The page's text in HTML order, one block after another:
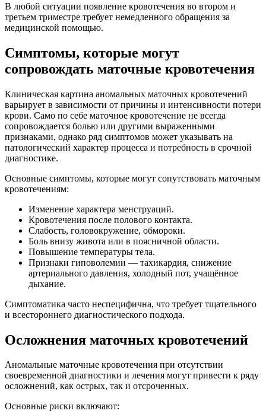
В любой ситуации появление кровотечения во втором и
третьем триместре требует немедленного обращения за
медицинской помощью.
Симптомы, которые могут
сопровождать маточные кровотечения
Клиническая картина аномальных маточных кровотечений
варьирует в зависимости от причины и интенсивности потери
крови. Само по себе маточное кровотечение не всегда
сопровождается болью или другими выраженными
признаками, однако ряд симптомов может указывать на
патологический характер процесса и потребность в срочной
диагностике.
Основные симптомы, которые могут сопутствовать маточным
кровотечениям:
Изменение характера менструаций.
Кровотечения после полового контакта.
Слабость, головокружение, обмороки.
Боль внизу живота или в поясничной области.
Повышение температуры тела.
Признаки гиповолемии — тахикардия, снижение
артериального давления, холодный пот, учащённое
дыхание.
Симптоматика часто неспецифична, что требует тщательного
и всестороннего диагностического подхода.
Осложнения маточных кровотечений
Аномальные маточные кровотечения при отсутствии
своевременной диагностики и лечения могут привести к ряду
осложнений, как острых, так и отсроченных.
Основные риски включают: